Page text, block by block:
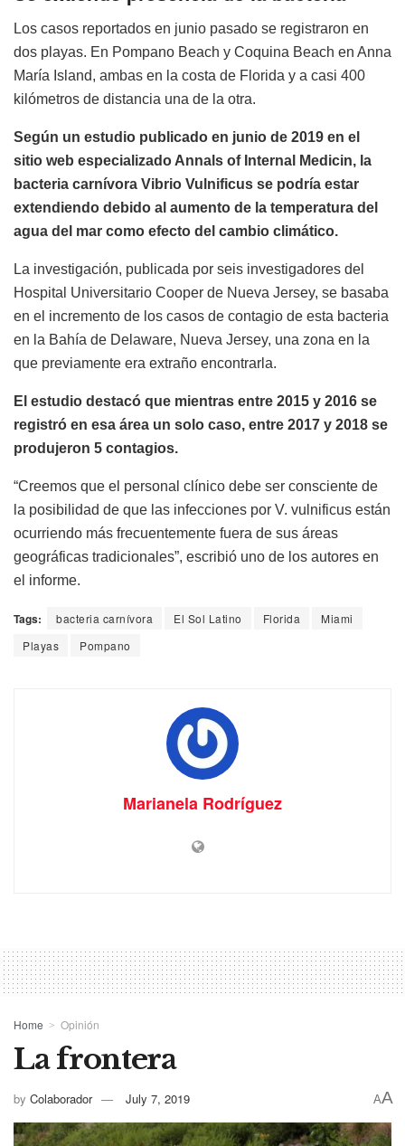
Los casos reportados en junio pasado se registraron en
dos playas. En Pompano Beach y Coquina Beach en Anna
María Island, ambas en la costa de Florida y a casi 400
kilómetros de distancia una de la otra.
Según un estudio publicado en junio de 2019 en el
sitio web especializado Annals of Internal Medicin, la
bacteria carnívora Vibrio Vulnificus se podría estar
extendiendo debido al aumento de la temperatura del
agua del mar como efecto del cambio climático.
La investigación, publicada por seis investigadores del
Hospital Universitario Cooper de Nueva Jersey, se basaba
en el incremento de los casos de contagio de esta bacteria
en la Bahía de Delaware, Nueva Jersey, una zona en la
que previamente era extraño encontrarla.
El estudio destacó que mientras entre 2015 y 2016 se
registró en esa área un solo caso, entre 2017 y 2018 se
produjeron 5 contagios.
“Creemos que el personal clínico debe ser consciente de
la posibilidad de que las infecciones por V. vulnificus están
ocurriendo más frecuentemente fuera de sus áreas
geográficas tradicionales”, escribió uno de los autores en
el informe.
Tags: bacteria carnívora El Sol Latino Florida
Miami
Playas
Pompano
Marianela Rodríguez
Home Opinión
La frontera
by Colaborador July 7, 2019 AA